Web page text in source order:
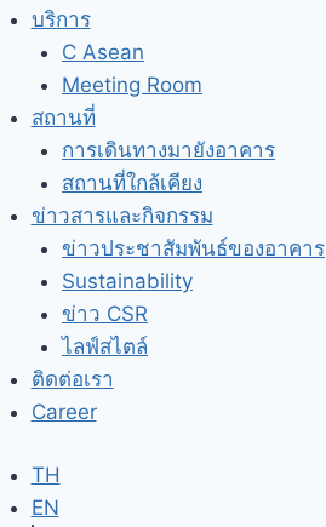
บริการ
C Asean
Meeting Room
สถานที่
การเดินทางมายังอาคาร
สถานที่ใกล้เคียง
ข่าวสารและกิจกรรม
ข่าวประชาสัมพันธ์ของอาคาร
Sustainability
ข่าว CSR
ไลฟ์สไตล์
ติดต่อเรา
Career
TH
EN